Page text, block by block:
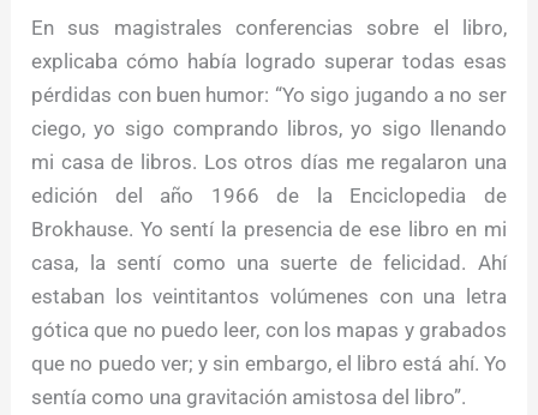
En sus magistrales conferencias sobre el libro,
explicaba cómo había logrado superar todas esas
pérdidas con buen humor: “Yo sigo jugando a no ser
ciego, yo sigo comprando libros, yo sigo llenando
mi casa de libros. Los otros días me regalaron una
edición del año 1966 de la Enciclopedia de
Brokhause. Yo sentí la presencia de ese libro en mi
casa, la sentí como una suerte de felicidad. Ahí
estaban los veintitantos volúmenes con una letra
gótica que no puedo leer, con los mapas y grabados
que no puedo ver; y sin embargo, el libro está ahí. Yo
sentía como una gravitación amistosa del libro”.